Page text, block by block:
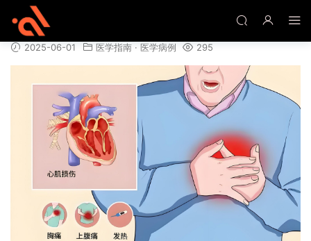
心源性休克诊疗指南与病例分析
2025-06-01 医学指南 · 医学病例 295